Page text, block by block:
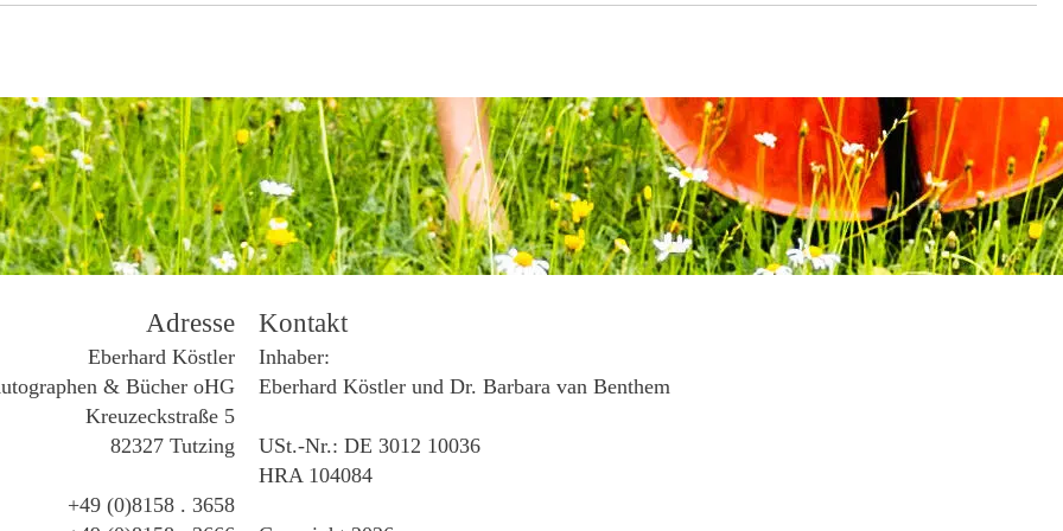
Adresse
Eberhard Köstler
& Bücher oHG
Kreuzeckstraße 5
82327 Tutzing
+49 (0)8158 . 3658
Kontakt
Inhaber:
Eberhard Köstler und Dr. Barbara van Benthem
USt.-Nr.: DE 3012 10036
HRA 104084